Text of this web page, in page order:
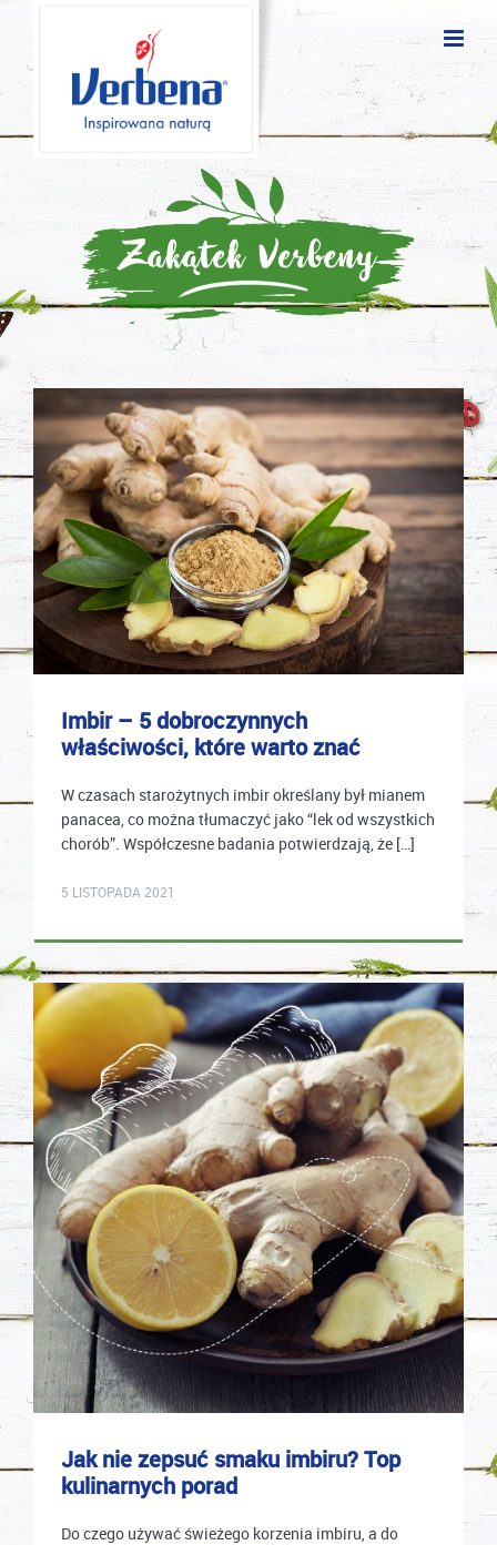
Blog
posts
Imbir – 5 dobroczynnych
właściwości, które warto znać
W czasach starożytnych imbir określany był mianem
panacea, co można tłumaczyć jako “lek od wszystkich
chorób”. Współczesne badania potwierdzają, że […]
5 LISTOPADA 2021
Jak nie zepsuć smaku imbiru? Top
kulinarnych porad
Do czego używać świeżego korzenia imbiru, a do